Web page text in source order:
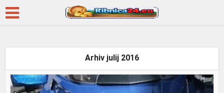
Arhiv julij 2016